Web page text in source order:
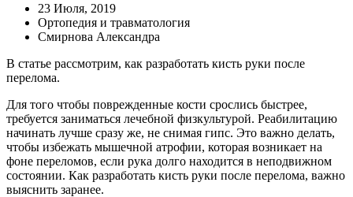
23 Июля, 2019
Ортопедия и травматология
Смирнова Александра
В статье рассмотрим, как разработать кисть руки после
перелома.
Для того чтобы поврежденные кости срослись быстрее,
требуется заниматься лечебной физкультурой. Реабилитацию
начинать лучше сразу же, не снимая гипс. Это важно делать,
чтобы избежать мышечной атрофии, которая возникает на
фоне переломов, если рука долго находится в неподвижном
состоянии. Как разработать кисть руки после перелома, важно
выяснить заранее.